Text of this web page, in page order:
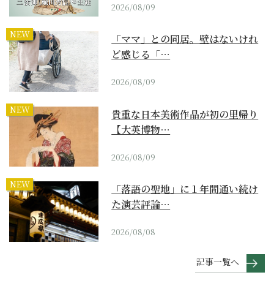
2026/08/09
NEW
「ママ」との同居。壁はないけれ
ど感じる「…
2026/08/09
NEW
貴重な日本美術作品が初の里帰り
【大英博物…
2026/08/09
NEW
「落語の聖地」に１年間通い続け
た演芸評論…
2026/08/08
記事一覧へ